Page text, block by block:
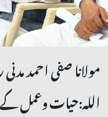
مولانا صفی احمد
اللہ:حیات وعمل